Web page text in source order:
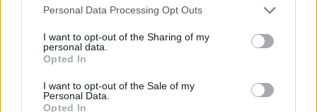
Please note that this website/app uses one or more Google
not limited to your visit or usage behaviour. You may click to
grant or deny consent to Google and its third-party tags to
use your data for below specified purposes in below Google
consent section.
Personal Data Processing Opt Outs
I want to opt-out of the Sharing of my
personal data.
Opted In
I want to opt-out of the Sale of my
Personal Data.
Opted In
kedve van, kiteszi a kétnyelvű feliratot, de nem
kutya harap!A vérmesebbje sör mellett visszazavarja
Liptóig atótokat
melonját, de ha beül az éttermébe a BA-s
rendszámtáblájú kocsiból kiszálló vendég, a legjobb